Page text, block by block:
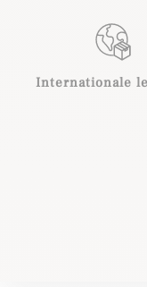
Internationale